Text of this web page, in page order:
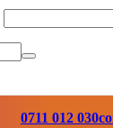
0711 012 030